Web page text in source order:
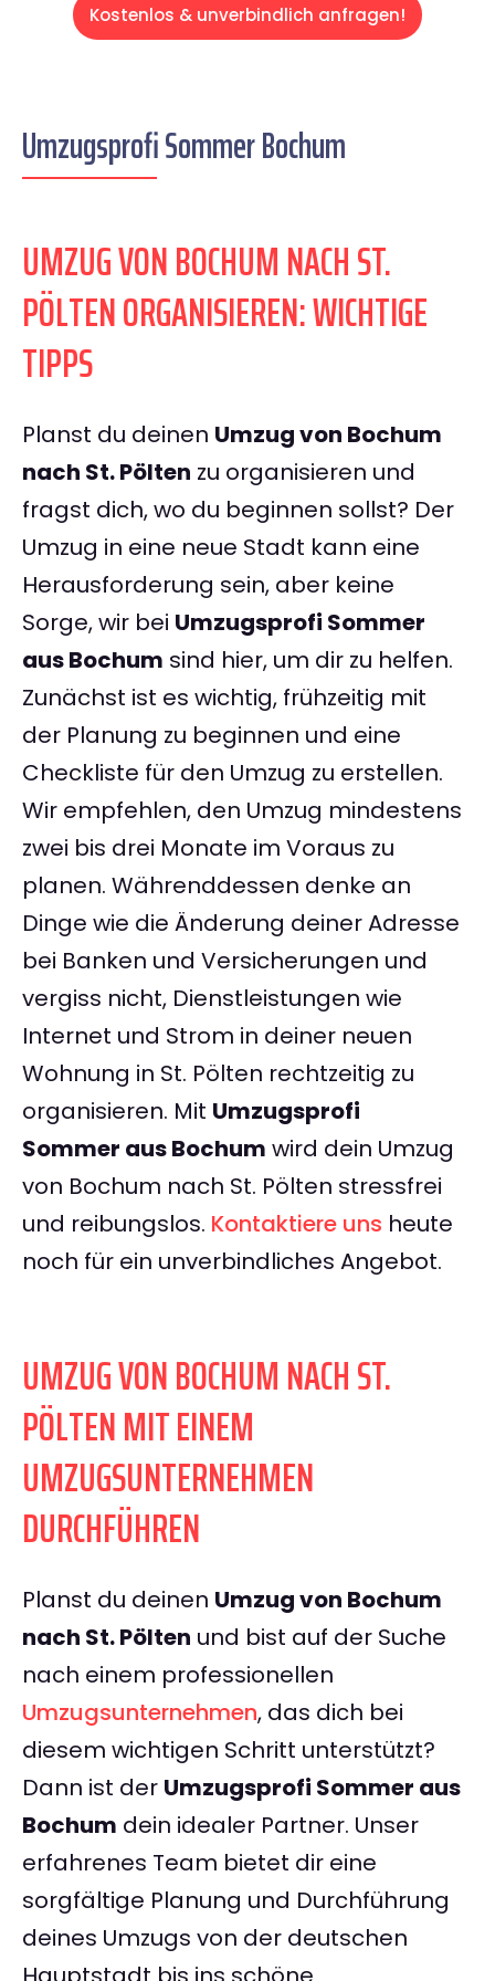
Kostenlos & unverbindlich anfragen!
Umzugsprofi Sommer Bochum
UMZUG VON BOCHUM NACH ST.
PÖLTEN ORGANISIEREN: WICHTIGE
TIPPS
Planst du deinen Umzug von Bochum
nach St. Pölten zu organisieren und
fragst dich, wo du beginnen sollst? Der
Umzug in eine neue Stadt kann eine
Herausforderung sein, aber keine
Sorge, wir bei Umzugsprofi Sommer
aus Bochum sind hier, um dir zu helfen.
Zunächst ist es wichtig, frühzeitig mit
der Planung zu beginnen und eine
Checkliste für den Umzug zu erstellen.
Wir empfehlen, den Umzug mindestens
zwei bis drei Monate im Voraus zu
planen. Währenddessen denke an
Dinge wie die Änderung deiner Adresse
bei Banken und Versicherungen und
vergiss nicht, Dienstleistungen wie
Internet und Strom in deiner neuen
Wohnung in St. Pölten rechtzeitig zu
organisieren. Mit Umzugsprofi
Sommer aus Bochum wird dein Umzug
von Bochum nach St. Pölten stressfrei
und reibungslos. Kontaktiere uns heute
noch für ein unverbindliches Angebot.
UMZUG VON BOCHUM NACH ST.
PÖLTEN MIT EINEM
UMZUGSUNTERNEHMEN
DURCHFÜHREN
Planst du deinen Umzug von Bochum
nach St. Pölten und bist auf der Suche
nach einem professionellen
Umzugsunternehmen, das dich bei
diesem wichtigen Schritt unterstützt?
Dann ist der Umzugsprofi Sommer aus
Bochum dein idealer Partner. Unser
erfahrenes Team bietet dir eine
sorgfältige Planung und Durchführung
deines Umzugs von der deutschen